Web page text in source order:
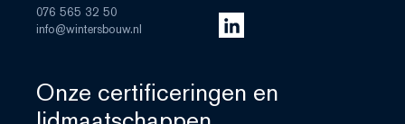
076 565 32 50
info@wintersbouw.nl
Onze certificeringen en